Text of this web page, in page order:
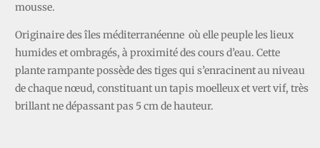
mousse.
Originaire des îles méditerranéenne où elle peuple les lieux
humides et ombragés, à proximité des cours d’eau. Cette
plante rampante possède des tiges qui s’enracinent au niveau
de chaque nœud, constituant un tapis moelleux et vert vif, très
brillant ne dépassant pas 5 cm de hauteur.